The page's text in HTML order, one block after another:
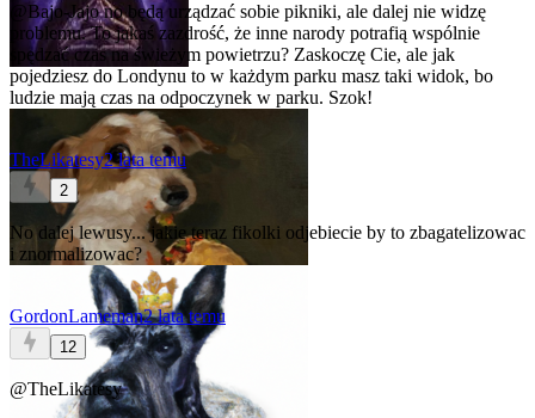
@Bajo-Jajono będą urządzać sobie pikniki, ale dalej nie widzę
problemu. To jakaś zazdrość, że inne narody potrafią wspólnie
spędzać czas na świeżym powietrzu? Zaskoczę Cie, ale jak
pojedziesz do Londynu to w każdym parku masz taki widok, bo
ludzie mają czas na odpoczynek w parku. Szok!
TheLikatesy2 lata temu
2
No dalej lewusy... jakie teraz fikolki odjebiecie by to zbagatelizowac
i znormalizowac?
GordonLameman2 lata temu
12
@TheLikatesy